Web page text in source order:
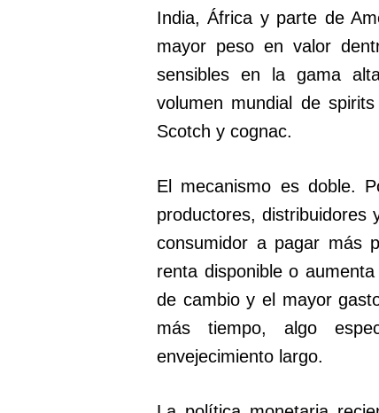
India, África y parte de
mayor peso en valor
sensibles en la gama
volumen mundial de
Scotch y cognac.
El mecanismo es doble.
productores, distribuidores
consumidor a pagar más
renta disponible o
de cambio y el mayor
más tiempo, algo
envejecimiento largo.